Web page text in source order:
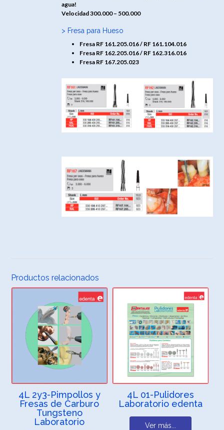
agua!
Velocidad 300.000 – 500.000
> Fresa para Hueso
Fresa RF 161.205.016 / RF 161.104.016
Fresa RF 162.205.016 / RF 162.316.016
Fresa RF 167.205.023
Productos relacionados
4L 2y3-Pimpollos y
Fresas de Carburo
Tungsteno
Laboratorio
4L 01-Pulidores
Laboratorio edenta
Ver más...